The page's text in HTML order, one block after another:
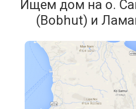
Ищем дом на о.
(Bobhut) и